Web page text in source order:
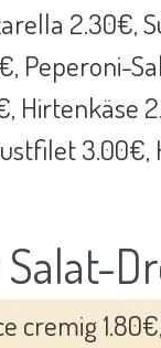
Peperoni-
Hirtenkäse
cremig